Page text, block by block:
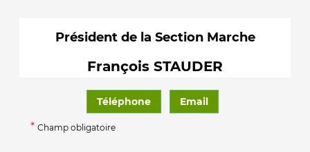
Président de la Section Marche
François STAUDER
Téléphone Email
* Champ obligatoire